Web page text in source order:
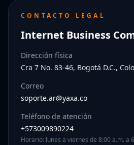
CONTACTO LEGAL
Internet Business
Dirección física
Cra 7 No. 83-46, Bogotá D.C.,
Correo
soporte.ar@yaxa.co
Teléfono de atención
+573009890224
Horario: lunes a viernes de 8:00 a.m. a